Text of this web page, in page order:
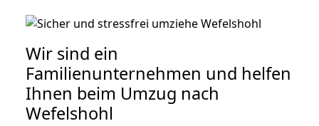
Wir sind ein
Familienunternehmen und helfen
Ihnen beim Umzug nach
Wefelshohl